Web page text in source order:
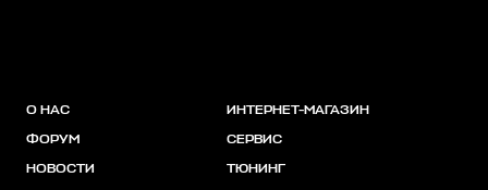
О НАС
ФОРУМ
НОВОСТИ
ИНТЕРНЕТ-МАГАЗИН
СЕРВИС
ТЮНИНГ